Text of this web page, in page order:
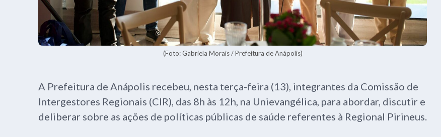
(Foto: Gabriela Morais / Prefeitura de Anápolis)
A Prefeitura de Anápolis recebeu, nesta terça-feira (13), integrantes da Comissão de
Intergestores Regionais (CIR), das 8h às 12h, na Unievangélica, para abordar, discutir e
deliberar sobre as ações de políticas públicas de saúde referentes à Regional Pirineus.